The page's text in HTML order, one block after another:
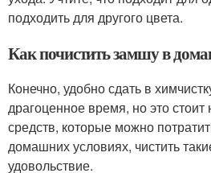
подходить для другого цвета.
Как почистить замшу в
Конечно, удобно сдать в
драгоценное время, но это
средств, которые можно
домашних условиях, чистить
удовольствие.